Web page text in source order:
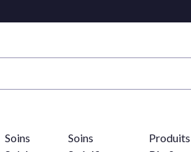
Soins
Soins
Produits